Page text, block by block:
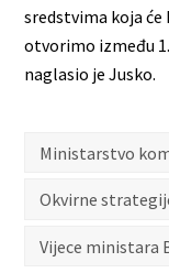
sredstvima koja
otvorimo između
naglasio je Jusko.
Ministarstvo
Okvirne
Vijece ministara